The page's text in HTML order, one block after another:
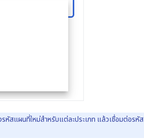
หัสแผนที่ใหม่สำหรับแต่ละประเภท แล้วเชื่อมต่อรหัส